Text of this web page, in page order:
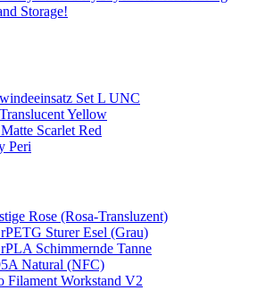
Storage!
Set L UNC
Yellow
Scarlet Red
Peri
Rose (Rosa-Transluzent)
Sturer Esel (Grau)
Schimmernde Tanne
Natural (NFC)
Workstand V2